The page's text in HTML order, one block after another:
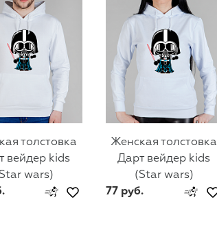
толстовка
вейдер kids
wars)
Женская толстовка
Дарт вейдер kids
(Star wars)
77 руб.